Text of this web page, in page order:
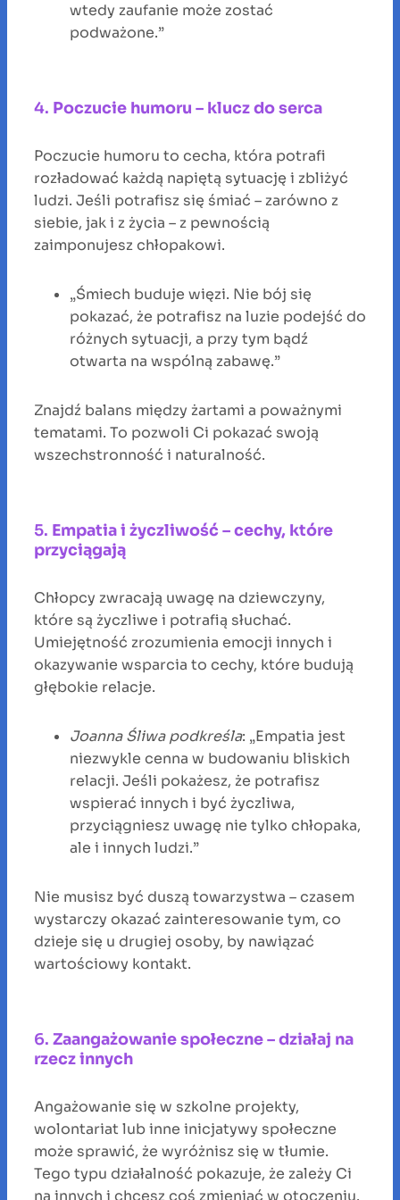
wtedy zaufanie może zostać
podważone.”
4. Poczucie humoru – klucz do serca
Poczucie humoru to cecha, która potrafi
rozładować każdą napiętą sytuację i zbliżyć
ludzi. Jeśli potrafisz się śmiać – zarówno z
siebie, jak i z życia – z pewnością
zaimponujesz chłopakowi.
„Śmiech buduje więzi. Nie bój się
pokazać, że potrafisz na luzie podejść do
różnych sytuacji, a przy tym bądź
otwarta na wspólną zabawę.”
Znajdź balans między żartami a poważnymi
tematami. To pozwoli Ci pokazać swoją
wszechstronność i naturalność.
5. Empatia i życzliwość – cechy, które
przyciągają
Chłopcy zwracają uwagę na dziewczyny,
które są życzliwe i potrafią słuchać.
Umiejętność zrozumienia emocji innych i
okazywanie wsparcia to cechy, które budują
głębokie relacje.
Joanna Śliwa podkreśla: „Empatia jest
niezwykle cenna w budowaniu bliskich
relacji. Jeśli pokażesz, że potrafisz
wspierać innych i być życzliwa,
przyciągniesz uwagę nie tylko chłopaka,
ale i innych ludzi.”
Nie musisz być duszą towarzystwa – czasem
wystarczy okazać zainteresowanie tym, co
dzieje się u drugiej osoby, by nawiązać
wartościowy kontakt.
6. Zaangażowanie społeczne – działaj na
rzecz innych
Angażowanie się w szkolne projekty,
wolontariat lub inne inicjatywy społeczne
może sprawić, że wyróżnisz się w tłumie.
Tego typu działalność pokazuje, że zależy Ci